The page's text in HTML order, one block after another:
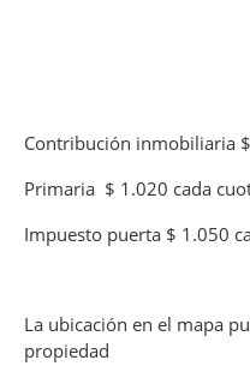
Contribución inmobiliaria
Primaria $ 1.020 cada
Impuesto puerta $ 1.050
La ubicación en el mapa
propiedad